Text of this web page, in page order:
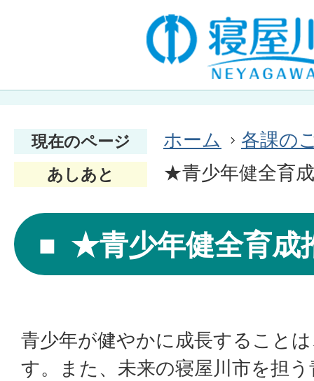
現在のページ ホーム 各課の
あしあと ★青少年健全育
★青少年健全育成
青少年が健やかに成長すること
す。また、未来の寝屋川市を担